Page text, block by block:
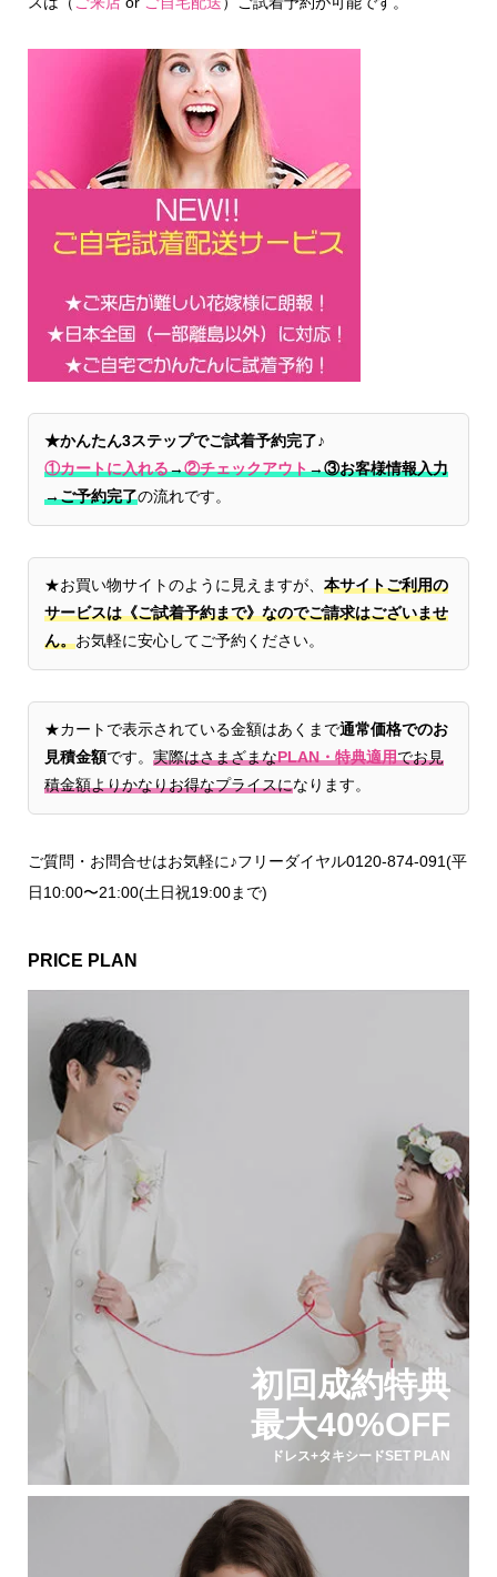
★かんたん3ステップでご試着予約完了♪
①カートに入れる→②チェックアウト→③お客様情報入力
→ご予約完了の流れです。
★お買い物サイトのように見えますが、 本サイトご利用の
サービスは《ご試着予約まで》なのでご請求はございませ
ん。お気軽に安心してご予約ください。
★カートで表示されている金額はあくまで通常価格でのお
見積金額です。 実際はさまざまなPLAN・特典適用でお見
積金額よりかなりお得なプライスになります。
ご質問・お問合せはお気軽に♪フリーダイヤル0120-874-091(平
日10:00〜21:00(土日祝19:00まで)
PRICE PLAN
初回成約特典
最大40%OFF
ドレス+タキシードSET PLAN